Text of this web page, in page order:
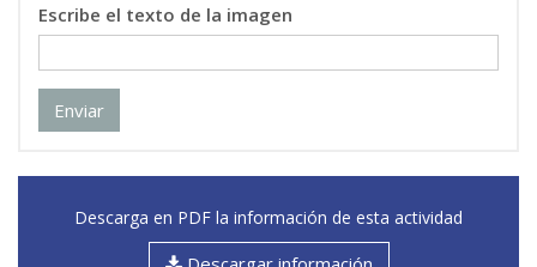
Juan Manuel Afonso López
sector
Juan Manuel Pacheco Vega: Profesional del
Julia Pinedo Gil
GESTIÓN SANITARIA Y AMBIENTAL DEL
Escribe el texto de la imagen
Enviar
Descarga en PDF la información de esta actividad